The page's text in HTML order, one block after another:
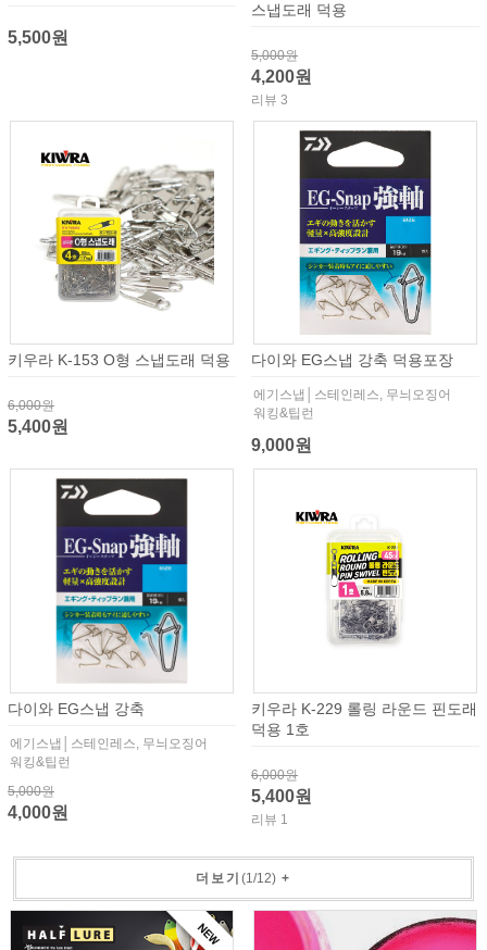
5,500원
스냅도래 덕용
5,000원
4,200원
리뷰 3
키우라 K-153 O형 스냅도래 덕용
6,000원
5,400원
다이와 EG스냅 강축 덕용포장
에기스냅│스테인레스, 무늬오징어
워킹&팁런
9,000원
다이와 EG스냅 강축
에기스냅│스테인레스, 무늬오징어
워킹&팁런
5,000원
4,000원
키우라 K-229 롤링 라운드 핀도래
덕용 1호
6,000원
5,400원
리뷰 1
더보기 (1/12) +